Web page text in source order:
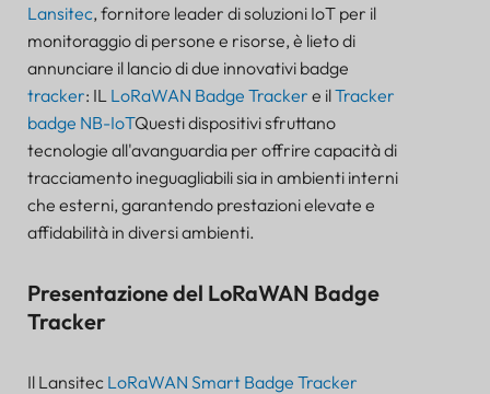
Lansitec, fornitore leader di soluzioni IoT per il
monitoraggio di persone e risorse, è lieto di
annunciare il lancio di due innovativi badge
tracker: IL LoRaWAN Badge Tracker e ilTracker
badge NB-IoTQuesti dispositivi sfruttano
tecnologie all'avanguardia per offrire capacità di
tracciamento ineguagliabili sia in ambienti interni
che esterni, garantendo prestazioni elevate e
affidabilità in diversi ambienti.
Presentazione del LoRaWAN Badge
Tracker
Il Lansitec LoRaWAN Smart Badge Tracker